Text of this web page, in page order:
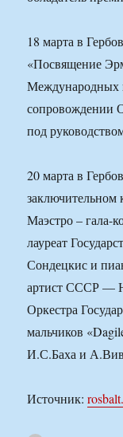
18 марта в
«Посвящение
Международных
сопровождении
под
20 марта в
заключительном
Маэстро – гала-
лауреат
Сондецкис и
артист СССР —
Оркестра
мальчиков
И.С.Баха и
Источник: